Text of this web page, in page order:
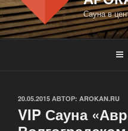
Сауна в
ОПУБЛИКОВАНО
20.05.2015 АВТОР: AROKAN.RU
VIP Сауна